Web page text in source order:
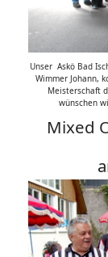
Unser Askö Bad
Wimmer Johann,
Meisterschaft
wünschen
Mixed